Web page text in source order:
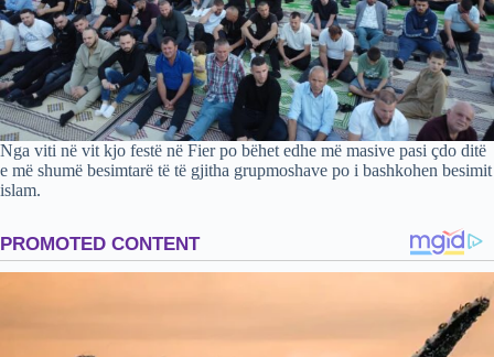
Nga viti në vit kjo festë në Fier po bëhet edhe më masive pasi çdo ditë
e më shumë besimtarë të të gjitha grupmoshave po i bashkohen besimit
islam.